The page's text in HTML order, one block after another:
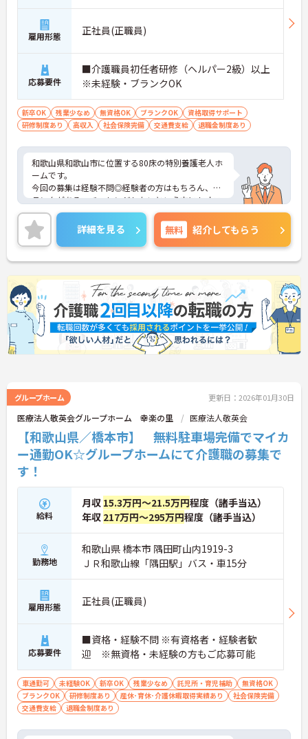
雇用形態 正社員(正職員)
応募要件
■介護職員初任者研修（ヘルパー2級）以上
※未経験・ブランクOK
新卒OK 残業少なめ 無資格OK ブランクOK
資格取得サポート
研修制度あり
高収入 社会保険完備 交通費支給 退職金制度あり
和歌山県和歌山市に位置する80床の特別養護老人ホ
ームです。
今回の募集は経験不問◎経験者の方はもちろん、ブ
ランクがある、チャレンジしたいという方にもオス
スメの求人です★
研修や資格取得支援など教育制度が充実しているの
でスキルアップがしやすい環境です◎
また風通しのよい職場で、職種の垣根を越えて意見
交換、相談をし合える働きやすい雰囲気ですよ♪
ご興味ある方には、面接対策ポイントなど、さらに
詳細をお話しいたしますのでお気軽にご相談くださ
い！
詳細を見る 無料 紹介してもらう
グループホーム 更新日：2026年01月30日
医療法人敬英会グループホーム 幸楽の里 医療法人敬英会
【和歌山県／橋本市】 無料駐車場完備でマイカ
ー通勤OK☆グループホームにて介護職の募集で
す！
給料
月収 15.3万円～21.5万円程度（諸手当込）
年収 217万円～295万円程度（諸手当込）
勤務地
和歌山県 橋本市 隅田町山内1919-3
ＪＲ和歌山線「隅田駅」バス・車15分
雇用形態 正社員(正職員)
応募要件
■資格・経験不問 ※有資格者・経験者歓
迎 ※無資格・未経験の方もご応募可能
車通勤可 未経験OK 新卒OK 残業少なめ 託児所・育児補助
無資格OK
ブランクOK
研修制度あり 産休･育休･介護休暇取得実績あり
社会保険完備
交通費支給
退職金制度あり